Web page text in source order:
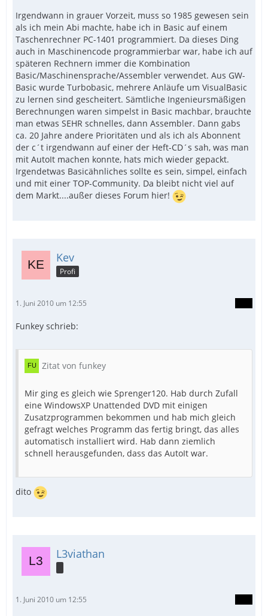
Irgendwann in grauer Vorzeit, muss so 1985 gewesen sein
als ich mein Abi machte, habe ich in Basic auf einem
Taschenrechner PC-1401 programmiert. Da dieses Ding
auch in Maschinencode programmierbar war, habe ich auf
späteren Rechnern immer die Kombination
Basic/Maschinensprache/Assembler verwendet. Aus GW-
Basic wurde Turbobasic, mehrere Anläufe um VisualBasic
zu lernen sind gescheitert. Sämtliche Ingenieursmäßigen
Berechnungen waren simpelst in Basic machbar, brauchte
man etwas SEHR schnelles, dann Assembler. Dann gabs
ca. 20 Jahre andere Prioritäten und als ich als Abonnent
der c´t irgendwann auf einer der Heft-CD´s sah, was man
mit AutoIt machen konnte, hats mich wieder gepackt.
Irgendetwas Basicähnliches sollte es sein, simpel, einfach
und mit einer TOP-Community. Da bleibt nicht viel auf
dem Markt....außer dieses Forum hier!
Kev
Profi
1. Juni 2010 um 12:55
Funkey schrieb:
Zitat von funkey
Mir ging es gleich wie Sprenger120. Hab durch Zufall
eine WindowsXP Unattended DVD mit einigen
Zusatzprogrammen bekommen und hab mich gleich
gefragt welches Programm das fertig bringt, das alles
automatisch installiert wird. Hab dann ziemlich
schnell herausgefunden, dass das AutoIt war.
dito
L3viathan
1. Juni 2010 um 12:55